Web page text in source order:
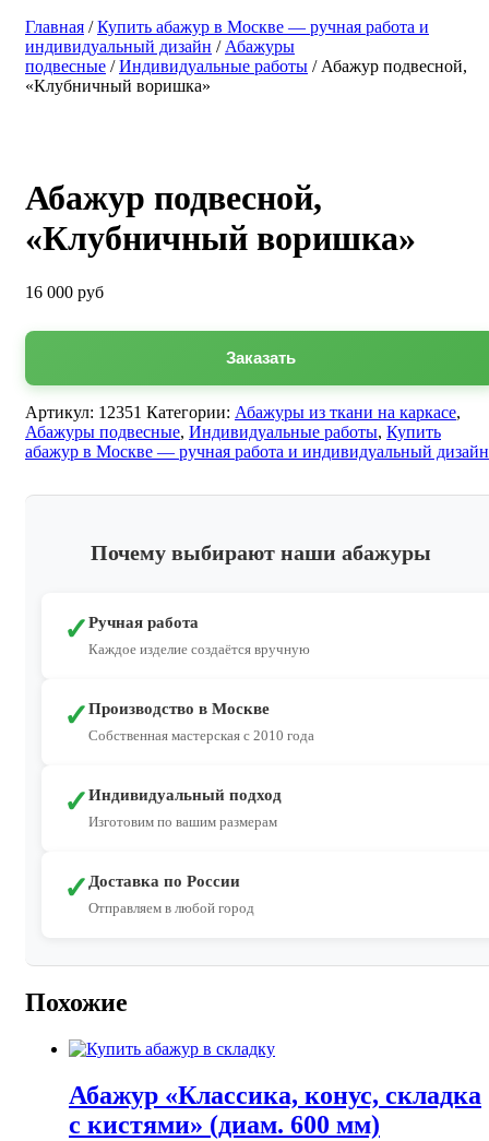
Главная /Купить абажур в Москве — ручная работа и
индивидуальный дизайн / Абажуры
подвесные /Индивидуальные работы / Абажур подвесной,
«Клубничный воришка»
Абажур подвесной,
«Клубничный воришка»
16 000 руб
Заказать
Артикул: 12351 Категории: Абажуры из ткани на каркасе,
Абажуры подвесные, Индивидуальные работы, Купить
абажур в Москве — ручная работа и индивидуальный дизайн
Почему выбирают наши абажуры
✓Ручная работа
Каждое изделие создаётся вручную
✓Производство в Москве
Собственная мастерская с 2010 года
✓Индивидуальный подход
Изготовим по вашим размерам
✓Доставка по России
Отправляем в любой город
Похожие
Абажур «Классика, конус, складка
с кистями» (диам. 600 мм)